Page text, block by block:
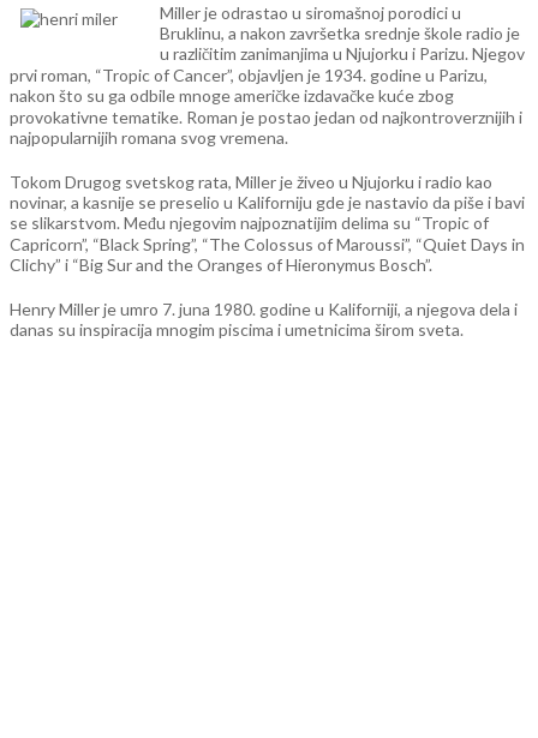
Miller je odrastao u siromašnoj porodici u
Bruklinu, a nakon završetka srednje škole radio je
u različitim zanimanjima u Njujorku i Parizu. Njegov
prvi roman, “Tropic of Cancer”, objavljen je 1934. godine u Parizu,
nakon što su ga odbile mnoge američke izdavačke kuće zbog
provokativne tematike. Roman je postao jedan od najkontroverznijih i
najpopularnijih romana svog vremena.
Tokom Drugog svetskog rata, Miller je živeo u Njujorku i radio kao
novinar, a kasnije se preselio u Kaliforniju gde je nastavio da piše i bavi
se slikarstvom. Među njegovim najpoznatijim delima su “Tropic of
Capricorn”, “Black Spring”, “The Colossus of Maroussi”, “Quiet Days in
Clichy” i “Big Sur and the Oranges of Hieronymus Bosch”.
Henry Miller je umro 7. juna 1980. godine u Kaliforniji, a njegova dela i
danas su inspiracija mnogim piscima i umetnicima širom sveta.